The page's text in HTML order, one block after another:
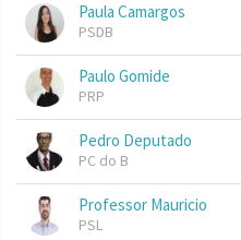
Paula Camargos
PSDB
Paulo Gomide
PRP
Pedro Deputado
PC do B
Professor Mauricio
PSL